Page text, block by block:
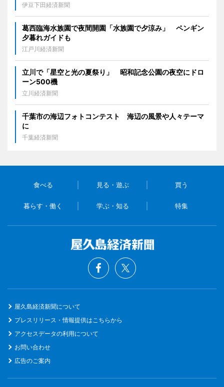
伊豆下田経済新聞
葛西臨海水族園で夜間開園「水族園で夕涼み」 ペンギン
夕暮れガイドも
江戸川経済新聞
立川で「星空と光の夏祭り」 昭和記念公園の夜空にドロ
ーン500機
立川経済新聞
千葉市の海辺フォトコンテスト 海辺の風景や人々テーマ
に
千葉経済新聞
食べる 見る・遊ぶ 買う
暮らす・働く 学ぶ・知る 特集
屋久島経済新聞について
プレスリリース・情報提供はこちらから
アクセスデータの利用について
お問い合わせ
広告のご案内